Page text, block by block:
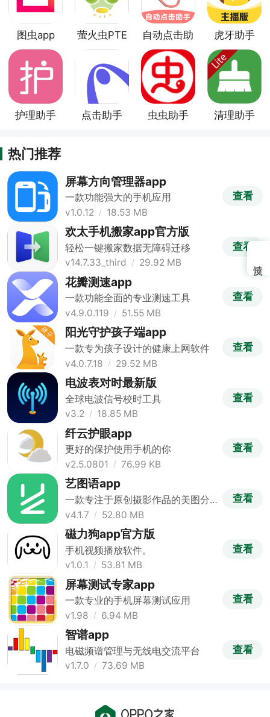
图虫app
萤火虫PTE
自动点击助
虎牙助手
护理助手
点击助手
虫虫助手
清理助手
热门推荐
屏幕方向管理器app
一款功能强大的手机应用
v1.0.12
18.53 MB
查看
欢太手机搬家app官方版
轻松一键搬家数据无障碍迁移
v14.7.33_third
29.92 MB
查看
花瓣测速app
一款功能全面的专业测速工具
v4.9.0.119
51.55 MB
查看
阳光守护孩子端app
一款专为孩子设计的健康上网软件
v4.0.7.18
29.52 MB
查看
电波表对时最新版
全球电波信号校时工具
v3.2
18.85 MB
查看
纤云护眼app
更好的保护使用手机的你
v2.5.0801
76.99 KB
查看
艺图语app
一款专注于原创摄影作品的美图分
享平台
v4.1.7 52.80 MB
查看
磁力狗app官方版
手机视频播放软件。
v1.0.1
53.81 MB
查看
屏幕测试专家app
一款专业的手机屏幕测试应用
v1.98
6.94 MB
查看
智谱app
电磁频谱管理与无线电交流平台
v1.7.0
73.69 MB
查看